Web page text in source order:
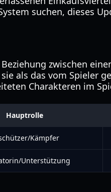
suchen, dieses
zwischen
als das vom Spieler
Charakteren im
Hauptrolle
Kämpfer
Unterstützung